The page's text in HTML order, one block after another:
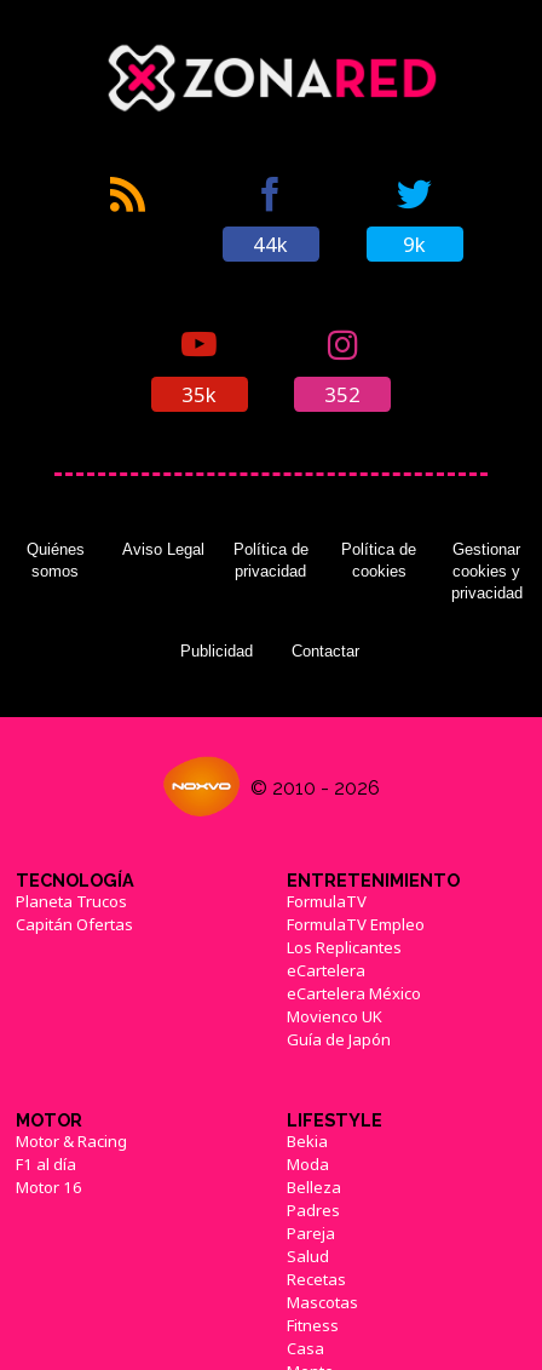
44k 9k
35k 352
Quiénes
somos
Aviso Legal
Política de
privacidad
Política de
cookies
Gestionar
cookies y
privacidad
Publicidad Contactar
© 2010 - 2026
TECNOLOGÍA
Planeta Trucos
Capitán Ofertas
ENTRETENIMIENTO
FormulaTV
FormulaTV Empleo
Los Replicantes
eCartelera
eCartelera México
Movienco UK
Guía de Japón
MOTOR
Motor & Racing
F1 al día
Motor 16
LIFESTYLE
Bekia
Moda
Belleza
Padres
Pareja
Salud
Recetas
Mascotas
Fitness
Casa